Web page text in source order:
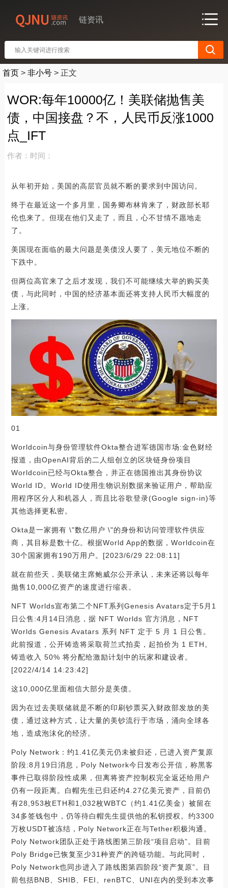
链资讯
首页 > 非小号 > 正文
WOR:每年10000亿！美联储抛售美
债，中国接盘？不，人民币反涨1000
点_IFT
作者： 时间：
从年初开始，美国的高层官员就不断的要求到中国访问。
终于在最近这一个多月里，国务卿布林肯来了，财政部长耶
伦也来了。但现在他们又走了，而且，心不甘情不愿地走
了。
美国现在面临的最大问题是美债没人要了，美元地位不断的
下跌中。
但两位高官来了之后才发现，我们不可能继续大举的购买美
债，与此同时，中国的经济基本面还将支持人民币大幅度的
上涨。
01
Worldcoin与身份管理软件Okta整合进军德国市场:金色财经
报道，由OpenAI背后的二人组创立的区块链身份项目
Worldcoin已经与Okta整合，并正在德国推出其身份协议
World ID。World ID使用生物识别数据来验证用户，帮助应
用程序区分人和机器人，而且比谷歌登录(Google sign-in)等
其他选择更私密。
Okta是一家拥有 \"数亿用户 \"的身份和访问管理软件供应
商，其目标是数十亿。根据World App的数据，Worldcoin在
30个国家拥有190万用户。[2023/6/29 22:08:11]
就在前些天，美联储主席鲍威尔公开承认，未来还将以每年
抛售10,000亿资产的速度进行缩表。
NFT Worlds宣布第二个NFT系列Genesis Avatars定于5月1
日公售:4月14日消息，据 NFT Worlds 官方消息，NFT
Worlds Genesis Avatars 系列 NFT 定于 5 月 1 日公售。
此前报道，公开铸造将采取荷兰式拍卖，起拍价为 1 ETH。
铸造收入 50% 将分配给激励计划中的玩家和建设者。
[2022/4/14 14:23:42]
这10,000亿里面相信大部分是美债。
因为在过去美联储就是不断的印刷钞票买入财政部发放的美
债，通过这种方式，让大量的美钞流行于市场，涌向全球各
地，造成泡沫化的经济。
Poly Network：约1.41亿美元仍未被归还，已进入资产复原
阶段:8月19日消息，Poly Network今日发布公开信，称黑客
事件已取得阶段性成果，但离将资产控制权完全返还给用户
仍有一段距离。白帽先生已归还约4.27亿美元资产，目前仍
有28,953枚ETH和1,032枚WBTC（约1.41亿美金）被留在
34多签钱包中，仍等待白帽先生提供他的私钥授权。约3300
万枚USDT被冻结，Poly Network正在与Tether积极沟通。
Poly Network团队正处于路线图第三阶段“项目启动”。目前
Poly Bridge已恢复至少31种资产的跨链功能。与此同时，
Poly Network也同步进入了路线图第四阶段“资产复原”。目
前包括BNB、SHIB、FEI、renBTC、UNI在内的受到本次事